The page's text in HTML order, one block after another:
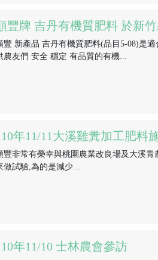
豐牌 吉丹有機質肥料 於新
豐 新產品 吉丹有機質肥料(品目5-08)是
農友們 安全 穩定 有品質的有機...
年11/11大溪雞糞加工肥料
豐非常有榮幸與桃園農業改良場及大溪
做試驗,為的是減少...
年11/10 士林農會參訪